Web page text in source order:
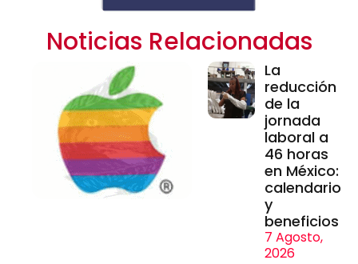
Noticias Relacionadas
La
reducción
de la
jornada
laboral a
46 horas
en México:
calendario
y
beneficios
7 Agosto,
2026